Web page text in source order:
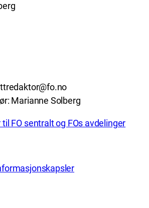
Marianne Solberg
FO sentralt og FOs avdelinger